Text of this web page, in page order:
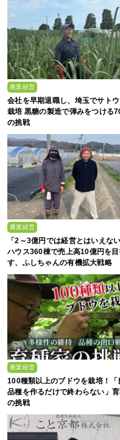
農業経営
会社を早期退職し、埼玉でサト
栽培 黒糖の製造で弾みをつける
の挑戦
農業経営
「2～3億円では経営とはいえない
ハウス360棟で売上高10億円を
す、ふしちゃんの有機拡大戦略
農業経営
100種類以上のブドウを栽培！「
品種を作るだけで終わらない」
の挑戦